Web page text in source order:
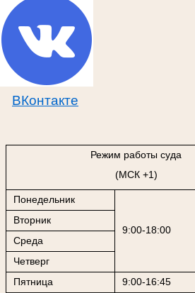
ВКонтакте
Режим работы суда
(МСК +1)
Понедельник
9:00-18:00
Вторник
Среда
Четверг
Пятница
9:00-16:45